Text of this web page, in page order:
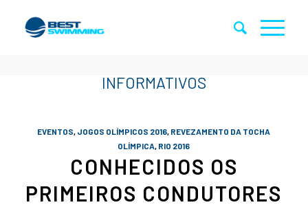
EVENTOS, JOGOS OLÍMPICOS 2016, REVEZAMENTO DA TOCHA
OLÍMPICA, RIO 2016
CONHECIDOS OS
PRIMEIROS CONDUTORES